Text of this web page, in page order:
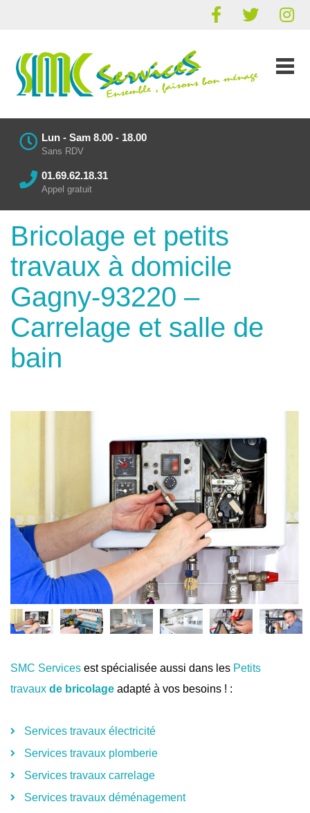
Lun - Sam 8.00 - 18.00
Sans RDV
01.69.62.18.31
Appel gratuit
Bricolage et petits
travaux à domicile
Gagny-93220 –
Carrelage et salle de
bain
SMC Services est spécialisée aussi dans les Petits
travaux de bricolage adapté à vos besoins ! :
Services travaux électricité
Services travaux plomberie
Services travaux carrelage
Services travaux déménagement